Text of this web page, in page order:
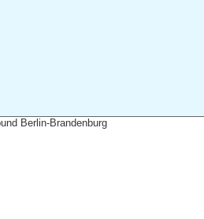
Berlin-Brandenburg